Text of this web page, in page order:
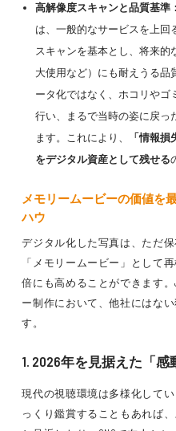
高解像度スキャンと品質基準：
は、一般的なサービスを上回
スキャンを基本とし、将来的
大使用など）にも耐えうる品
ータ化ではなく、ホコリやゴ
行い、まるで当時の姿に戻っ
ます。これにより、
「情報
をデジタル資産として残せる
メモリームービーの価値を
ハウ
デジタル化した写真は、ただ
「メモリームービー」として
倍にも高めることができます
ー制作において、他社にはな
す。
1. 2026年を見据えた「
現代の視聴環境は多様化して
っくり鑑賞することもあれば